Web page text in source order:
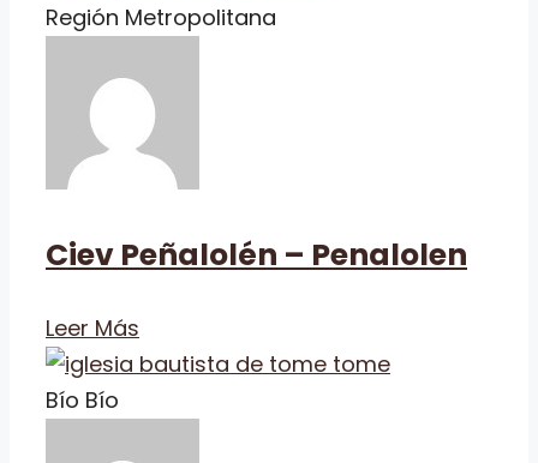
Región Metropolitana
Ciev Peñalolén – Penalolen
Leer Más
Bío Bío